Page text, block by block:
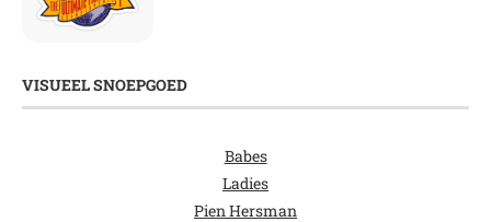
VISUEEL SNOEPGOED
Babes
Ladies
Pien Hersman